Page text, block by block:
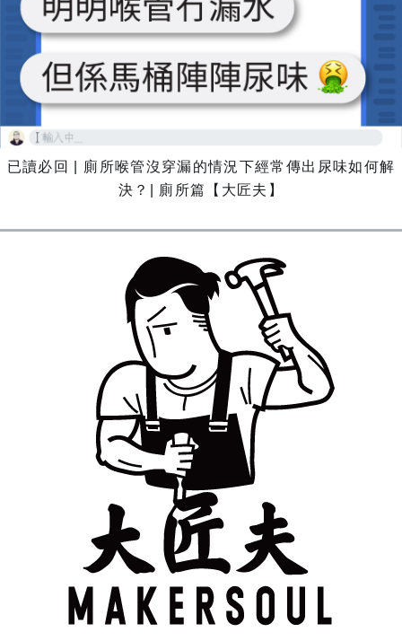
已讀必回 | 廁所喉管沒穿漏的情況下經常傳出尿味如何解
決？| 廁所篇【大匠夫】